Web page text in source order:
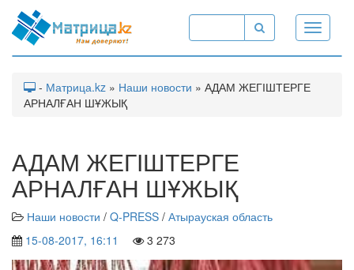
Toggle
- Матрица.kz » Наши новости » АДАМ ЖЕГІШТЕРГЕ
АРНАЛҒАН ШҰЖЫҚ
АДАМ ЖЕГІШТЕРГЕ
АРНАЛҒАН ШҰЖЫҚ
Наши новости / Q-PRESS / Атырауская область
15-08-2017, 16:11
3 273